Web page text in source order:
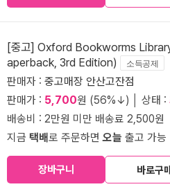
[중고] Oxford Bookworms
aperback, 3rd Edition)
소득공제
판매자 : 중고매장 안산고잔점
판매가 : 5,700원 (56%↓) │ 상태 :
배송비 : 2만원 미만 배송료 2,500원
지금 택배로 주문하면오늘 출고 가능
장바구니 바로구